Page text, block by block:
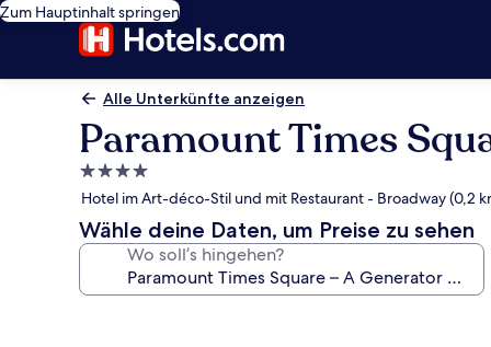
Zum Hauptinhalt springen
Alle Unterkünfte anzeigen
Paramount Times
4.0-
Sterne-
Unterkunft
Hotel im Art-déco-Stil und mit Restaurant - Broadway (0,2
Wähle deine Daten, um Preise zu sehen
Wo soll’s hingehen?